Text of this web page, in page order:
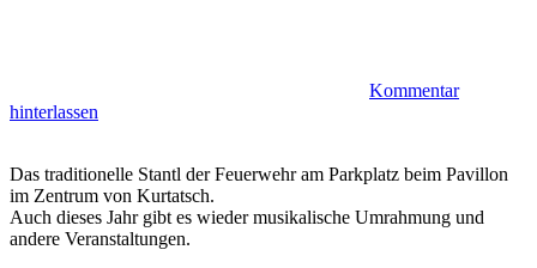
Kommentar
hinterlassen
Das traditionelle Stantl der Feuerwehr am Parkplatz beim Pavillon
im Zentrum von Kurtatsch.
Auch dieses Jahr gibt es wieder musikalische Umrahmung und
andere Veranstaltungen.